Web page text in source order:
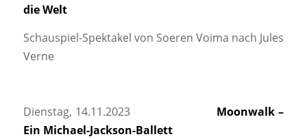
die Welt
Schauspiel-Spektakel von Soeren Voima nach Jules
Verne
Dienstag, 14.11.2023 Moonwalk –
Ein Michael-Jackson-Ballett